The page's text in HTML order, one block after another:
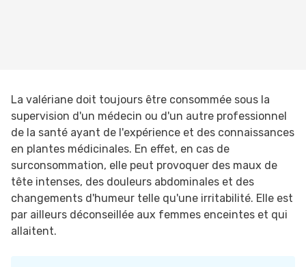
La valériane doit toujours être consommée sous la
supervision d'un médecin ou d'un autre professionnel
de la santé ayant de l'expérience et des connaissances
en plantes médicinales. En effet, en cas de
surconsommation, elle peut provoquer des maux de
tête intenses, des douleurs abdominales et des
changements d'humeur telle qu'une irritabilité. Elle est
par ailleurs déconseillée aux femmes enceintes et qui
allaitent.